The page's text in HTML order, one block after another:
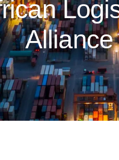
Alliance